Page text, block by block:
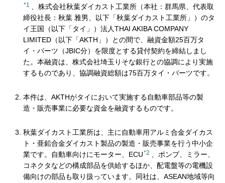
*1
、株式会社秋葉ダイカスト工業所（本社：群馬県、代表取
締役社長：秋葉 雅男、以下「秋葉ダイカスト工業所」）のタ
イ王国（以下「タイ」）法人THAI AKIBA COMPANY
LIMITED（以下「AKTH」）との間で、融資金額25百万タ
イ・バーツ（JBIC分）を限度とする貸付契約を締結しまし
た。本融資は、株式会社埼玉りそな銀行との協調により実施
するものであり、協調融資総額は75百万タイ・バーツです。
本件は、AKTHがタイにおいて実施する自動車部品等の製
造・販売事業に必要な資金を融資するものです。
秋葉ダイカスト工業所は、主に自動車用アルミ合金ダイカス
ト・亜鉛合金ダイカスト製品の製造・販売事業を行う中小企
業です。自動車向けにモーター、ECU*2
、ポンプ、ミラー、
コネクタなどの構成部品を供給するほか、配電盤等の電機設
備向けの部品も取り扱っています。同社は、ASEAN地域等向